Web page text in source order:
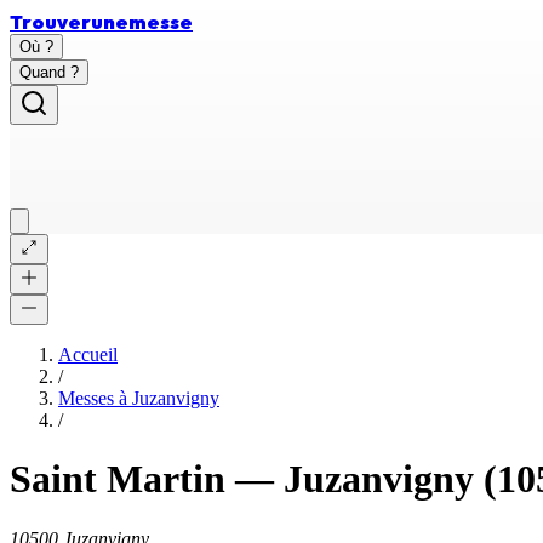
Trouverunemesse
Où ?
Quand ?
Accueil
/
Messes à Juzanvigny
/
Saint Martin— Juzanvigny
10500 Juzanvigny